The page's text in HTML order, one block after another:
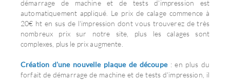
démarrage de machine et de tests d'impression est
automatiquement appliqué. Le prix de calage commence à
20€ ht en sus de l'impression dont vous trouverez de très
nombreux prix sur notre site, plus les calages sont
complexes, plus le prix augmente.
Création d'une nouvelle plaque de découpe : en plus du
forfait de démarrage de machine et de tests d'impression, il